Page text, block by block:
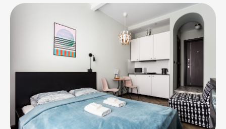
Центральный район, ул.
+7 (931) 979-39-60
welcome@rotas-hotels.ru